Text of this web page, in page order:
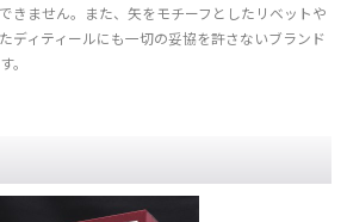
きません。また、矢をモチーフとしたリベットや
ディティールにも一切の妥協を許さないブランド
。